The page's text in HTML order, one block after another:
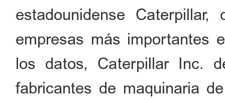
estadounidense
empresas más importantes
los datos, Caterpillar Inc.
fabricantes de maquinaria